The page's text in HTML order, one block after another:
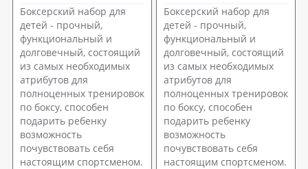
Боксерский набор для
детей - прочный,
функциональный и
долговечный, состоящий
из самых необходимых
атрибутов для
полноценных тренировок
по боксу, способен
подарить ребенку
возможность
почувствовать себя
настоящим спортсменом.
Боксерский набор для
детей - прочный,
функциональный и
долговечный, состоящий
из самых необходимых
атрибутов для
полноценных тренировок
по боксу, способен
подарить ребенку
возможность
почувствовать себя
настоящим спортсменом.